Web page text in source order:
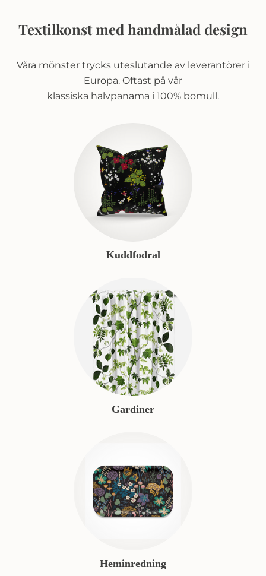
Textilkonst med handmålad design
Våra mönster trycks uteslutande av leverantörer i
Europa. Oftast på vår
klassiska halvpanama i 100% bomull.
Kuddfodral
Gardiner
Heminredning